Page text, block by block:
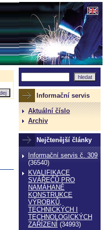
Informační servis
Aktuální číslo
Archiv
Nejčtenější články
Informační servis č. 309
(36540)
KVALIFIKACE
SVÁŘEČŮ PRO
NAMÁHANÉ
KONSTRUKCE
VÝROBKŮ,
TECHNICKÝCH I
TECHNOLOGICKÝCH
ZAŔÍZENÍ (34993)